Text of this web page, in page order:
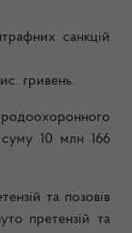
санкцій
гривень.
суму 10 млн 166
та позовів
претензій та